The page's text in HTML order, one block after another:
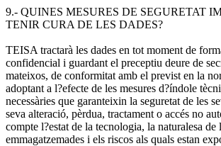
9.- QUINES MESURES DE SEGURETAT
TENIR CURA DE LES DADES?
TEISA tractarà les dades en tot moment de
confidencial i guardant el preceptiu deure de
mateixos, de conformitat amb el previst en la
adoptant a l?efecte de les mesures d?índole
necessàries que garanteixin la seguretat de les
seva alteració, pèrdua, tractament o accés no
compte l?estat de la tecnologia, la naturalesa de
emmagatzemades i els riscos als quals estan